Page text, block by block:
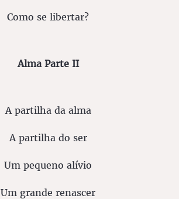
Como se libertar?
Alma Parte II
A partilha da alma
A partilha do ser
Um pequeno alívio
Um grande renascer